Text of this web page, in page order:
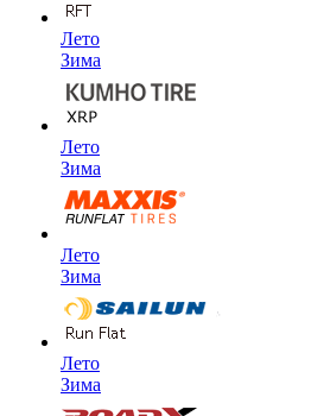
Лето
Зима
Лето
Зима
Лето
Зима
Лето
Зима